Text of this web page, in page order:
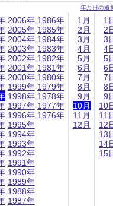
年月日の選
2006年
2005年
2004年
2003年
2002年
2001年
2000年
1999年
1998年
1997年
1996年
1995年
1994年
1993年
1992年
1991年
1990年
1989年
1988年
1987年
1986年
1985年
1984年
1983年
1982年
1981年
1980年
1979年
1978年
1977年
1976年
1月
2月
3月
4月
5月
6月
7月
8月
9月
10月
11月
12月
1
2
3
4
5
6
7
8
9
10
11
12
13
14
15